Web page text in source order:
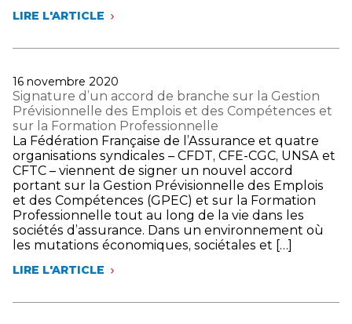
LIRE L'ARTICLE
ASSUREURS
CAISSE
DÉPÔTS
RELANCE
DURABLE
FRANCE
:
BOUCLAGE
DU
VOLET
SANTÉ
DU
PROGRAMME
D’INVESTISSEMENT
ET
D’UN
INVESTISSEMENT
Publié
le
16 novembre 2020
Signature d’un accord de branche sur la Gestion
Prévisionnelle des Emplois et des Compétences et
sur la Formation Professionnelle
La Fédération Française de l’Assurance et quatre
organisations syndicales – CFDT, CFE-CGC, UNSA et
CFTC – viennent de signer un nouvel accord
portant sur la Gestion Prévisionnelle des Emplois
et des Compétences (GPEC) et sur la Formation
Professionnelle tout au long de la vie dans les
sociétés d’assurance. Dans un environnement où
les mutations économiques, sociétales et […]
LIRE L'ARTICLE
SIGNATURE
ACCORD